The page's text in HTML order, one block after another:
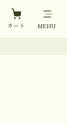
カート MENU